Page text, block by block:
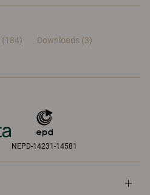
(184) Downloads (3)
NEPD-14231-14581